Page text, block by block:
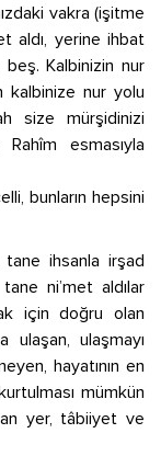
vakra (işitme
aldı, yerine ihbat
beş. Kalbinizin nur
kalbinize nur yolu
size mürşidinizi
esmasıyla
bunların hepsini
tane ihsanla irşad
tane ni’met aldılar
için doğru olan
ulaşan, ulaşmayı
hayatının en
mümkün
yer, tâbiiyet ve